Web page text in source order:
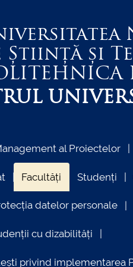
Știință și
al Proiectelor
Facultăți Studenți
datelor personale
cu dizabilități
privind implementarea